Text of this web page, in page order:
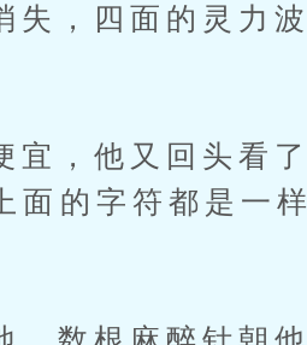
，四面的灵力波
，他又回头看了
面的字符都是一样